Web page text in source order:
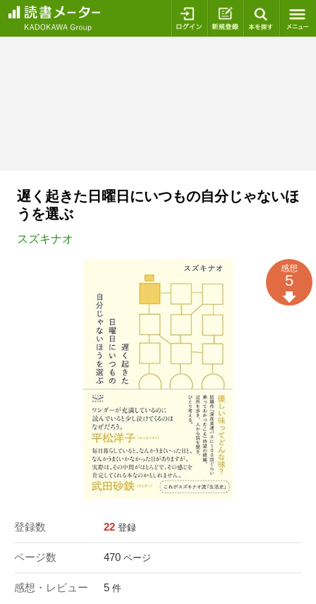
ログイン 新規登録
遅く起きた日曜日にいつもの自分じゃないほ
うを選ぶ
スズキナオ
登録数 22 登録
ページ数 470 ページ
感想・レビュー 5 件
感想
5